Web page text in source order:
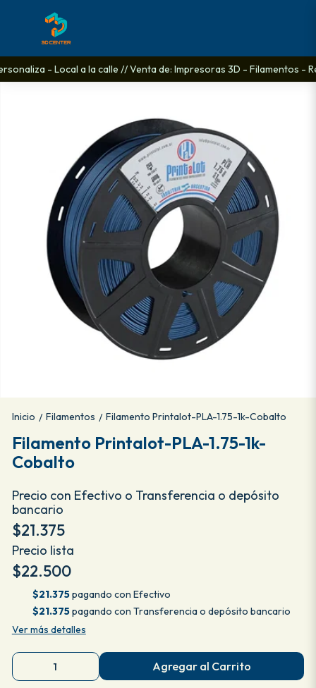
- Local a la calle // Venta de: Impresoras 3D - Filamentos -
Inicio / Filamentos / Filamento Printalot-PLA-1.75-1k-Cobalto
Filamento Printalot-PLA-1.75-1k-
Cobalto
Precio con Efectivo o Transferencia o depósito
bancario
$21.375
Precio lista
$22.500
$21.375pagando con Efectivo
$21.375pagando con Transferencia o depósito bancario
Ver más detalles
Agregar al Carrito